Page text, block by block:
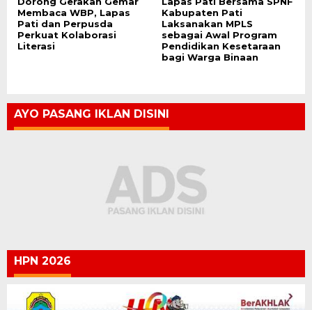
Membaca WBP, Lapas
Pati dan Perpusda
Perkuat Kolaborasi
Literasi
Kabupaten Pati
Laksanakan MPLS
sebagai Awal Program
Pendidikan Kesetaraan
bagi Warga Binaan
AYO PASANG IKLAN DISINI
HPN 2026